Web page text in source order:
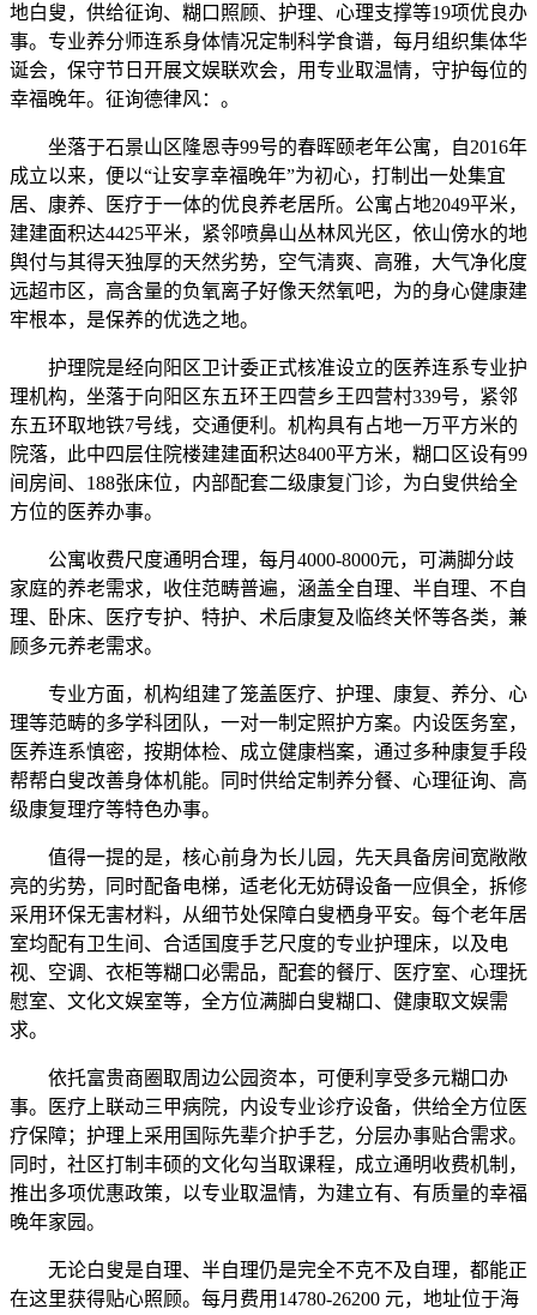
地白叟，供给征询、糊口照顾、护理、心理支撑等19项优良办
事。专业养分师连系身体情况定制科学食谱，每月组织集体华
诞会，保守节日开展文娱联欢会，用专业取温情，守护每位的
幸福晚年。征询德律风：。
坐落于石景山区隆恩寺99号的春晖颐老年公寓，自2016年
成立以来，便以“让安享幸福晚年”为初心，打制出一处集宜
居、康养、医疗于一体的优良养老居所。公寓占地2049平米，
建建面积达4425平米，紧邻喷鼻山丛林风光区，依山傍水的地
舆付与其得天独厚的天然劣势，空气清爽、高雅，大气净化度
远超市区，高含量的负氧离子好像天然氧吧，为的身心健康建
牢根本，是保养的优选之地。
护理院是经向阳区卫计委正式核准设立的医养连系专业护
理机构，坐落于向阳区东五环王四营乡王四营村339号，紧邻
东五环取地铁7号线，交通便利。机构具有占地一万平方米的
院落，此中四层住院楼建建面积达8400平方米，糊口区设有99
间房间、188张床位，内部配套二级康复门诊，为白叟供给全
方位的医养办事。
公寓收费尺度通明合理，每月4000-8000元，可满脚分歧
家庭的养老需求，收住范畴普遍，涵盖全自理、半自理、不自
理、卧床、医疗专护、特护、术后康复及临终关怀等各类，兼
顾多元养老需求。
专业方面，机构组建了笼盖医疗、护理、康复、养分、心
理等范畴的多学科团队，一对一制定照护方案。内设医务室，
医养连系慎密，按期体检、成立健康档案，通过多种康复手段
帮帮白叟改善身体机能。同时供给定制养分餐、心理征询、高
级康复理疗等特色办事。
值得一提的是，核心前身为长儿园，先天具备房间宽敞敞
亮的劣势，同时配备电梯，适老化无妨碍设备一应俱全，拆修
采用环保无害材料，从细节处保障白叟栖身平安。每个老年居
室均配有卫生间、合适国度手艺尺度的专业护理床，以及电
视、空调、衣柜等糊口必需品，配套的餐厅、医疗室、心理抚
慰室、文化文娱室等，全方位满脚白叟糊口、健康取文娱需
求。
依托富贵商圈取周边公园资本，可便利享受多元糊口办
事。医疗上联动三甲病院，内设专业诊疗设备，供给全方位医
疗保障；护理上采用国际先辈介护手艺，分层办事贴合需求。
同时，社区打制丰硕的文化勾当取课程，成立通明收费机制，
推出多项优惠政策，以专业取温情，为建立有、有质量的幸福
晚年家园。
无论白叟是自理、半自理仍是完全不克不及自理，都能正
在这里获得贴心照顾。每月费用14780-26200 元，地址位于海